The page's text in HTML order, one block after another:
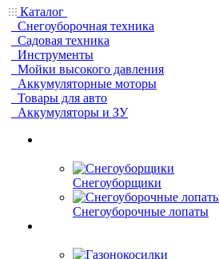
Каталог
Снегоуборочная техника
Садовая техника
Инструменты
Мойки высокого давления
Аккумуляторные моторы
Товары для авто
Аккумуляторы и ЗУ
Снегоуборщики
Снегоуборочные лопаты